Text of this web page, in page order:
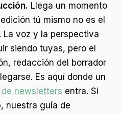
Llega un momento
tú mismo no es el
La voz y la perspectiva
siendo tuyas, pero el
redacción del borrador
Es aquí donde un
newsletters entra. Si
nuestra guía de